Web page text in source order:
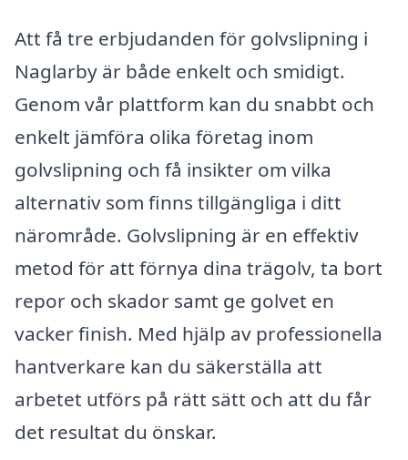
Att få tre erbjudanden för golvslipning i
Naglarby är både enkelt och smidigt.
Genom vår plattform kan du snabbt och
enkelt jämföra olika företag inom
golvslipning och få insikter om vilka
alternativ som finns tillgängliga i ditt
närområde. Golvslipning är en effektiv
metod för att förnya dina trägolv, ta bort
repor och skador samt ge golvet en
vacker finish. Med hjälp av professionella
hantverkare kan du säkerställa att
arbetet utförs på rätt sätt och att du får
det resultat du önskar.